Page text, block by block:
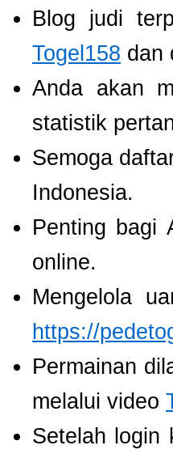
Blog judi
Togel158 dan
Anda akan
statistik
Semoga
Indonesia.
Penting bagi
online.
Mengelola
https://
Permainan
melalui video
Setelah login